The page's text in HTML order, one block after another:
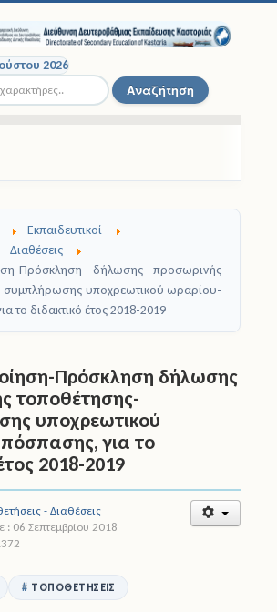
2026
Αναζήτηση
Εκπαιδευτικοί
Διαθέσεις
Πρόσκληση δήλωσης προσωρινής
συμπλήρωσης υποχρεωτικού ωραρίου-
το διδακτικό έτος 2018-2019
Πρόσκληση δήλωσης
τοποθέτησης-
υποχρεωτικού
για το
2018-2019
- Διαθέσεις
: 06 Σεπτεμβρίου 2018
ΤΟΠΟΘΕΤΉΣΕΙΣ